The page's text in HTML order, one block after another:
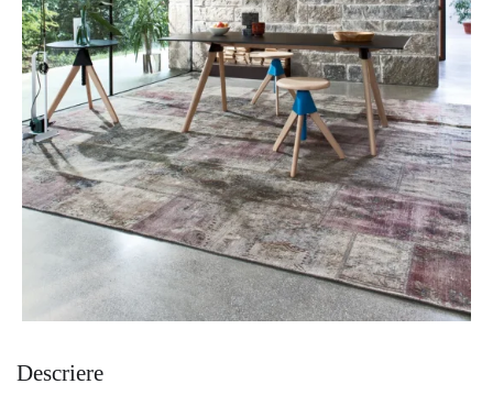
Descriere